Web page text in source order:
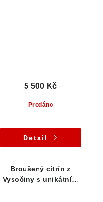
Prodáno
5 500 Kč
Detail
Broušený citrín z
Vysočiny s unikátním